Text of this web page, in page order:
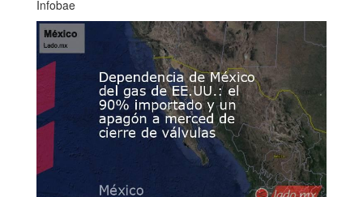
Infobae